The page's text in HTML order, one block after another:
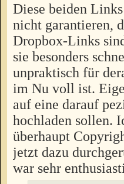
Diese beiden
nicht garantieren,
Dropbox-Links
sie besonders
unpraktisch für
im Nu voll ist.
auf eine darauf
hochladen sollen.
überhaupt
jetzt dazu
war sehr